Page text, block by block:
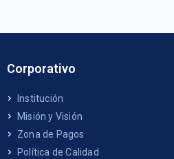
Corporativo
Institución
Misión y Visión
Zona de Pagos
Política de Calidad